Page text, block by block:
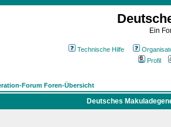
Ein
Technische Hilfe
Profil
Forum Foren-Übersicht
Deutsches